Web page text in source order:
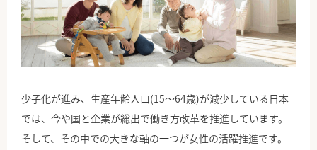
公式X
公式Facebook
少子化が進み、生産年齢人口(15～64歳)が減少している日本
では、今や国と企業が総出で働き方改革を推進しています。
そして、その中での大きな軸の一つが女性の活躍推進です。